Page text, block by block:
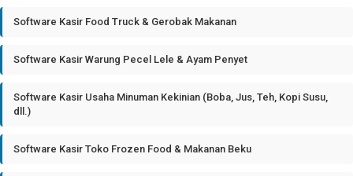
Software Kasir Food Truck & Gerobak Makanan
Software Kasir Warung Pecel Lele & Ayam Penyet
Software Kasir Usaha Minuman Kekinian (Boba, Jus, Teh, Kopi Susu,
dll.)
Software Kasir Toko Frozen Food & Makanan Beku